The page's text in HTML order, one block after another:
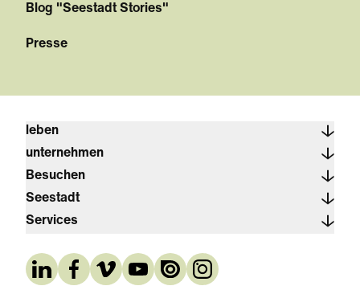
Blog "Seestadt Stories"
Presse
leben
unternehmen
Besuchen
Seestadt
Services